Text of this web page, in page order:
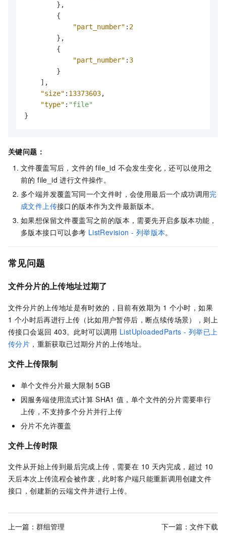
} ,
{
"part_number" : 2
} ,
{
"part_number" : 3
}
] ,
"size" : 13373603,
"type" : "file"
}
关键问题：
文件覆盖写后，文件的 file_id 不会发生变化，还可以使用之
前的 file_id 进行文件操作。
多个端并发覆盖写同一个文件时，会使用最后一个成功调用完
成文件上传接口的版本作为文件最新版本。
如果想保留文件覆盖写之前的版本，需要先开启多版本功能，
多版本接口可以参考 ListRevision - 列举版本。
常见问题
文件分片的上传地址过期了
文件分片的上传地址是有时效的，目前有效期为 1 个小时，如果
1 个小时后再进行上传（比如用户暂停后，断点续传场景），则上
传接口会返回 403。此时可以调用 ListUploadedParts - 列举已上
传分片 ，重新获取已过期分片的上传地址。
文件上传限制
单个文件分片最大限制 5GB
因服务端使用流式计算 SHA1 值，单个文件的分片需要串行
上传，不支持多个分片并行上传
分片不允许覆盖
文件上传时限
文件从开始上传到最后完成上传，需要在 10 天内完成，超过 10
天后本次上传流程会被作废，此时客户端只能重新调用创建文件
接口，创建新的云端文件并进行上传。
上一篇： 群组管理 下一篇： 文件下载